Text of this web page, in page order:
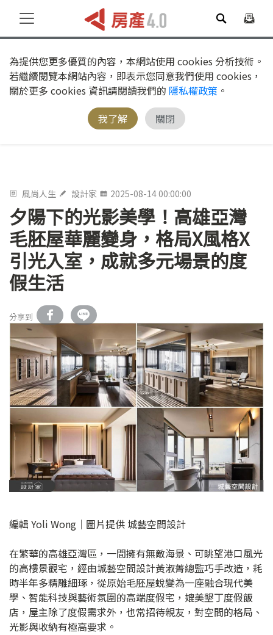
為提供您更多優質的內容，本網站使用 cookies 分析技術。
若繼續閱覽本網站內容，即表示您同意我們使用 cookies，
關於更多 cookies 資訊請閱讀我們的 隱私權政策 。
我了解
關閉
風尚人生 設計家 2025-08-14 00:00:00
夕陽下的光影美學！高雄亞灣
毛胚屋華麗變身，格局X風格X
引光入室，成就多元場景的度
假生活
分享到
編輯 Yoli Wong｜圖片提供 城藝空間設計
在繁華的高雄亞灣區，一間擁有無敵海景、可眺望港口風光
的高樓景觀宅，經由城藝空間設計黃淑菁總監巧手改造，耗
時半年多精雕細琢，從原始毛胚屋蛻變為一座融合現代美
學、智能科技與藝術氛圍的高端度假宅，媲美墾丁度假飯
店，屋主除了度假需求外，也常招待親友，對空間的格局、
光影與收納有極高要求。